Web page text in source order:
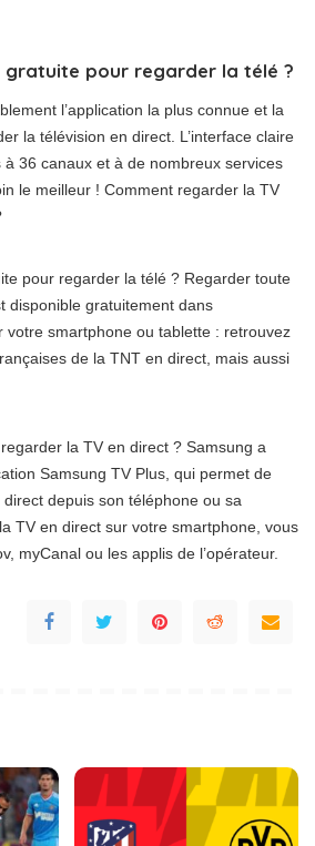
gratuite pour regarder la télé ?
l’application la plus connue et la
la télévision en direct. L’interface claire
36 canaux et à de nombreux services
le meilleur ! Comment regarder la TV
pour regarder la télé ? Regarder toute
disponible gratuitement dans
votre smartphone ou tablette : retrouvez
de la TNT en direct, mais aussi
la TV en direct ? Samsung a
Samsung TV Plus, qui permet de
depuis son téléphone ou sa
TV en direct sur votre smartphone, vous
myCanal ou les applis de l’opérateur.